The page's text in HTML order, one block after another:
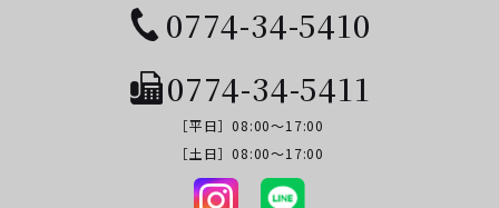
0774-34-5410
0774-34-5411
［平日］08:00～17:00
​​​​​​​［土日］08:00～17:00